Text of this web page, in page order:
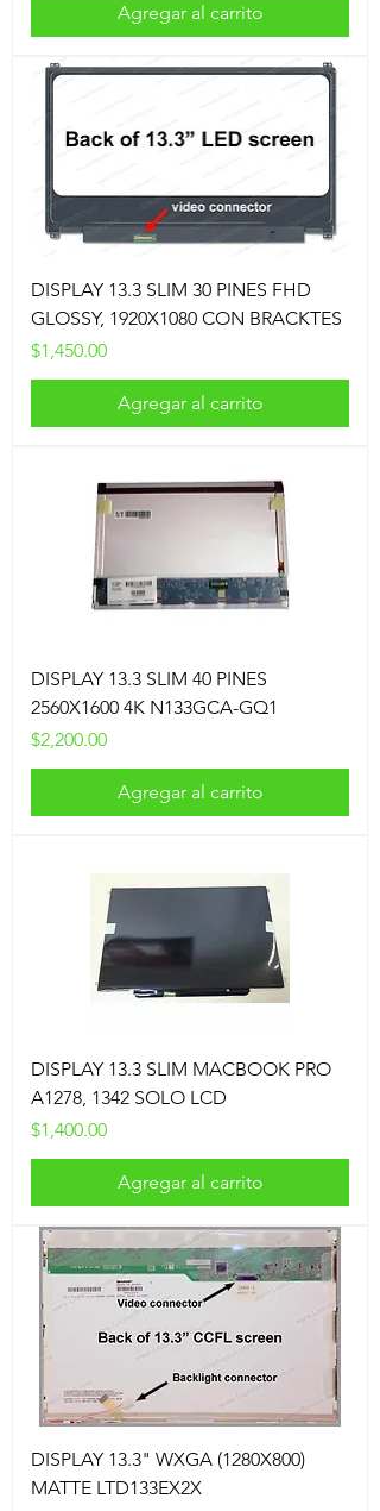
Agregar al carrito
DISPLAY 13.3 SLIM 30 PINES FHD
GLOSSY, 1920X1080 CON BRACKTES
Precio
$1,450.00
Agregar al carrito
DISPLAY 13.3 SLIM 40 PINES
2560X1600 4K N133GCA-GQ1
Precio
$2,200.00
Agregar al carrito
DISPLAY 13.3 SLIM MACBOOK PRO
A1278, 1342 SOLO LCD
Precio
$1,400.00
Agregar al carrito
DISPLAY 13.3" WXGA (1280X800)
MATTE LTD133EX2X